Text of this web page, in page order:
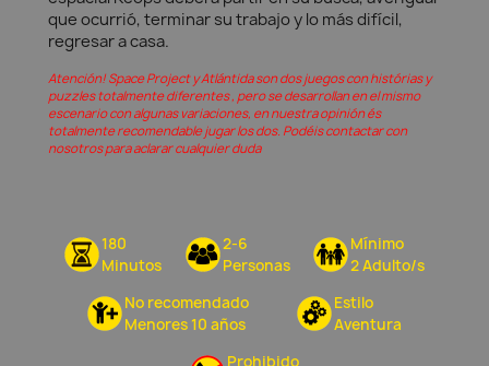
que ocurrió, terminar su trabajo y lo más difícil,
regresar a casa.
Atención! Space Project y Atlántida son dos juegos con histórias y
puzzles totalmente diferentes , pero se desarrollan en el mismo
escenario con algunas variaciones, en nuestra opinión és
totalmente recomendable jugar los dos. Podéis contactar con
nosotros para aclarar cualquier duda
180
Minutos
2-6
Personas
Mínimo
2 Adulto/s
No recomendado
Menores 10 años
Estilo
Aventura
Prohibido